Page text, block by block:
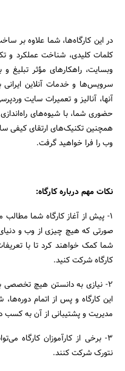
در این کارگاه‌ها، شما علاوه بر
کلمات کلیدی، شناخت عملکرد و
وبسایت، راهکارهای مؤثر تبلیغ و
سرویس‌ها و خدمات آنلاین
آنها، آنالیز و تعمیرات سایت
حضوری شما، با شیوه‌های
همچنین تکنیک‌های ارتقای کیفی
وب را فرا خواهید گرفت.
نکات مهم درباره کارگاه:
۱- پیش از آغاز کارگاه شما
صورتی که هیچ چیزی از وب و
شما کمک خواهند کرد تا با
کارگاه شرکت کنید.
۲- نیازی به دانستن هیچ تخصصی
این کارگاه و پس از اتمام
مدیریت و پشتیبانی از آن به کسب
۳- برخی از کارآموزان کارگاه
نتورک شرکت کنند.